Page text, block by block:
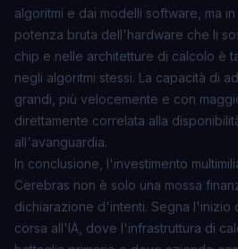
algoritmi e dai modelli software, ma
potenza bruta dell'hardware che li
chip e nelle architetture di calcolo è
negli algoritmi stessi. La capacità di
grandi, più velocemente e con
direttamente correlata alla
all'avanguardia.
In conclusione, l'investimento
Cerebras non è solo una mossa
dichiarazione d'intenti. Segna l'inizio
corsa all'IA, dove l'infrastruttura di